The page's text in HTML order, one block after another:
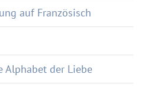
auf Französisch
Alphabet der Liebe